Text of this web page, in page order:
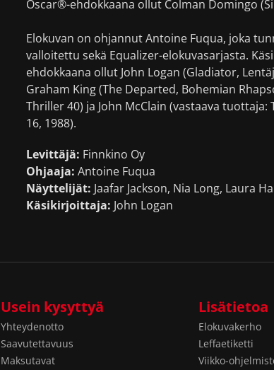
Oscar®-ehdokkaana ollut Colman Domingo
Elokuvan on ohjannut Antoine Fuqua, joka
valloitettu sekä Equalizer-elokuvasarjasta.
ehdokkaana ollut John Logan (Gladiator,
Graham King (The Departed, Bohemian
Thriller 40) ja John McClain (vastaava tuottaja:
16, 1988).
Levittäjä: Finnkino Oy
Ohjaaja: Antoine Fuqua
Näyttelijät: Jaafar Jackson, Nia Long, Laura
Käsikirjoittaja: John Logan
Usein kysyttyä
Yhteydenotto
Saavutettavuus
Maksutavat
Lisätietoa
Elokuvakerho
Leffaetiketti
Viikko-